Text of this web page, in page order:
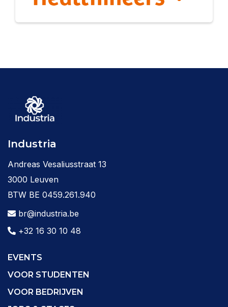
Industria
Andreas Vesaliusstraat 13
3000 Leuven
BTW BE 0459.261.940
br@industria.be
+32 16 30 10 48
EVENTS
VOOR STUDENTEN
VOOR BEDRIJVEN